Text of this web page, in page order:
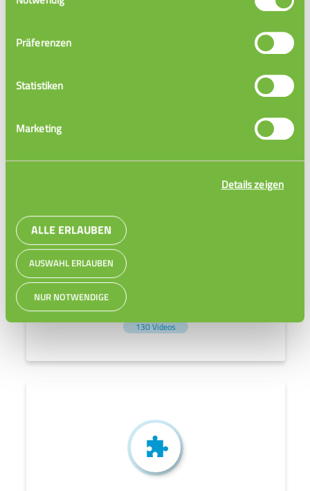
Präferenzen
Statistiken
Marketing
Details zeigen
ALLE ERLAUBEN
AUSWAHL ERLAUBEN
NUR NOTWENDIGE
Wissenschaftlich Schreiben
Wissenschaftlich Schreiben Gesamtkurs
130 Videos